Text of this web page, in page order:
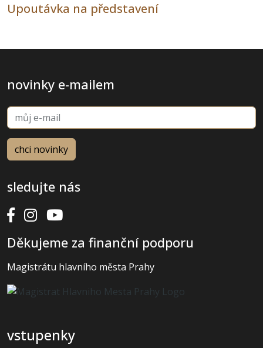
Upoutávka na představení
novinky e-mailem
sledujte nás
Děkujeme za finanční podporu
Magistrátu hlavního města Prahy
vstupenky